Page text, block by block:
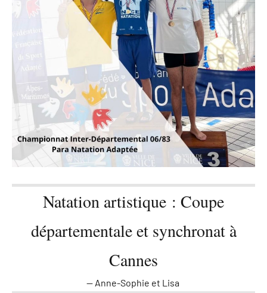
Natation artistique : Coupe
départementale et synchronat à
Cannes
Anne-Sophie et Lisa